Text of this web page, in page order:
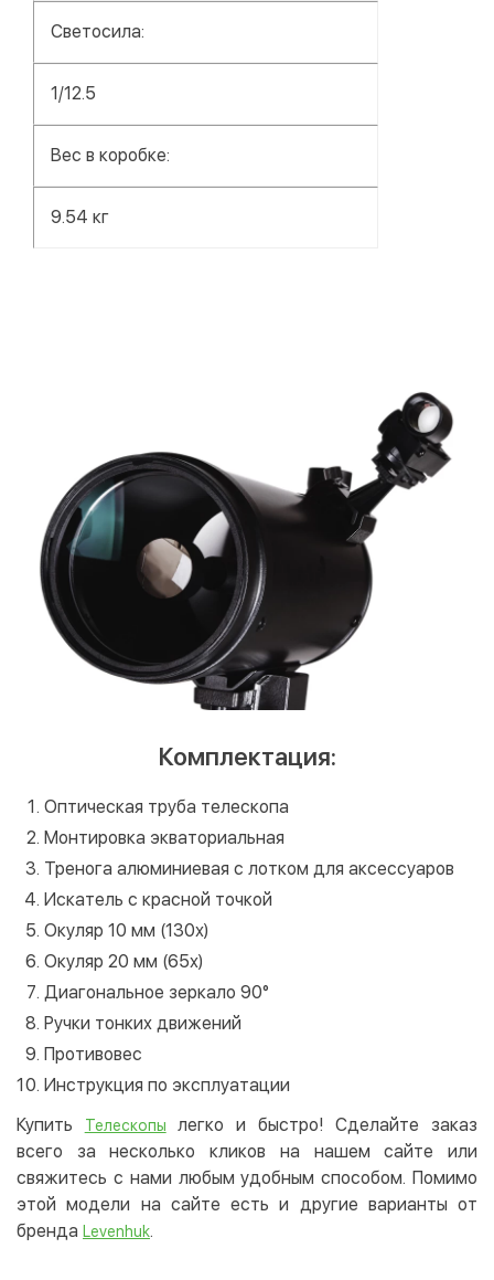
Светосила:
1/12.5
Вес в коробке:
9.54 кг
Комплектация:
Оптическая труба телескопа
Монтировка экваториальная
Тренога алюминиевая с лотком для аксессуаров
Искатель с красной точкой
Окуляр 10 мм (130х)
Окуляр 20 мм (65х)
Диагональное зеркало 90°
Ручки тонких движений
Противовес
Инструкция по эксплуатации
Купить
Телескопы
легко и быстро! Сделайте заказ
всего за несколько кликов на нашем сайте или
свяжитесь с нами любым удобным способом. Помимо
этой модели на сайте есть и другие варианты от
бренда Levenhuk.